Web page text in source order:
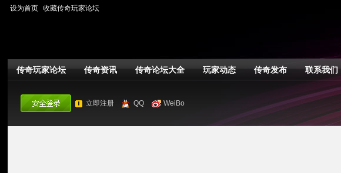
设为首页 收藏传奇玩家论坛
传奇玩家论坛 传奇资讯 传奇论坛大全 玩家动态 传奇发布 联系我们
立即注册 QQ WeiBo